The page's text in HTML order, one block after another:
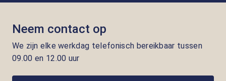
Neem contact op
We zijn elke werkdag telefonisch bereikbaar tussen
09.00 en 12.00 uur